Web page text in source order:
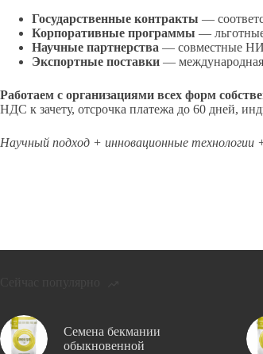
Государственные контракты —
Корпоративные программы — льготные
Научные партнерства — совместные
Экспортные поставки —
Работаем с организациями всех форм
НДС к зачету, отсрочка платежа до 60 дней,
Научный подход + инновационные
Семена бекмании
обыкновенной